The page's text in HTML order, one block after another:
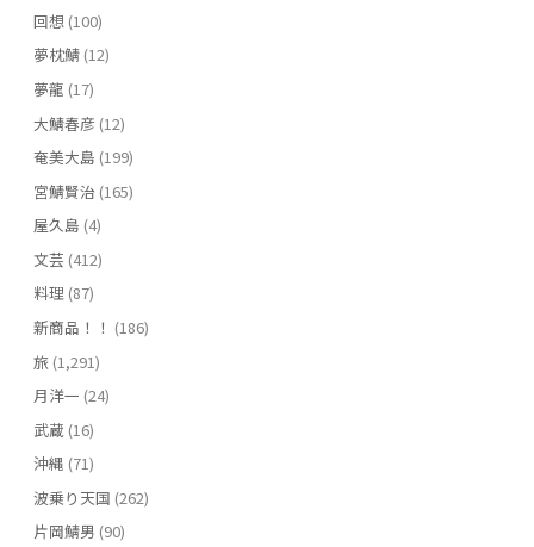
回想(100)
夢枕鯖(12)
夢龍 (17)
大鯖春彦 (12)
奄美大島 (199)
宮鯖賢治 (165)
屋久島 (4)
文芸 (412)
料理(87)
新商品！！ (186)
旅(1,291)
月洋一 (24)
武蔵 (16)
沖縄 (71)
波乗り天国 (262)
片岡鯖男 (90)